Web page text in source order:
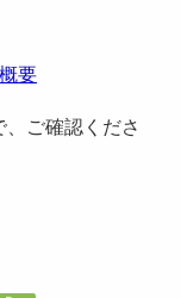
要
ご確認くださ